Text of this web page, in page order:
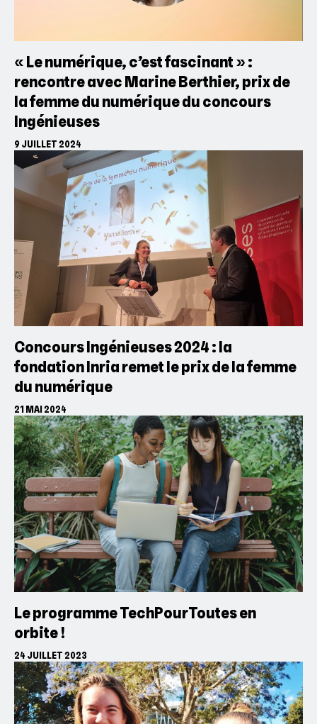
« Le numérique, c’est fascinant » :
rencontre avec Marine Berthier, prix de
la femme du numérique du concours
Ingénieuses
9 JUILLET 2024
Concours Ingénieuses 2024 : la
fondation Inria remet le prix de la femme
du numérique
21 MAI 2024
Le programme TechPourToutes en
orbite !
24 JUILLET 2023